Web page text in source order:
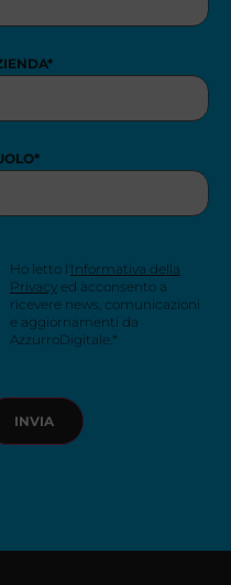
*
*
*
Ho letto l'Informativa della
Privacy ed acconsento a
ricevere news, comunicazioni
e aggiornamenti da
AzzurroDigitale.*